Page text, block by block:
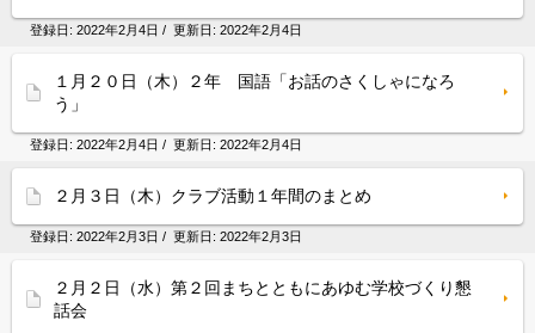
登録日: 2022年2月4日 / 更新日: 2022年2月4日
１月２０日（木）２年 国語「お話のさくしゃになろ
う」
登録日: 2022年2月4日 / 更新日: 2022年2月4日
２月３日（木）クラブ活動１年間のまとめ
登録日: 2022年2月3日 / 更新日: 2022年2月3日
２月２日（水）第２回まちとともにあゆむ学校づくり懇
話会